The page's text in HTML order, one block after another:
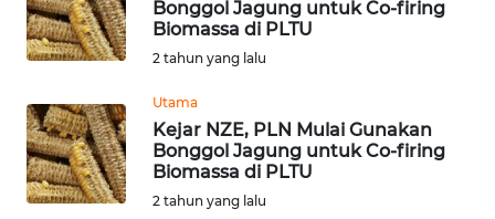
Bonggol Jagung untuk Co-firing
Biomassa di PLTU
2 tahun yang lalu
Utama
Kejar NZE, PLN Mulai Gunakan
Bonggol Jagung untuk Co-firing
Biomassa di PLTU
2 tahun yang lalu
WN
WN
KARO